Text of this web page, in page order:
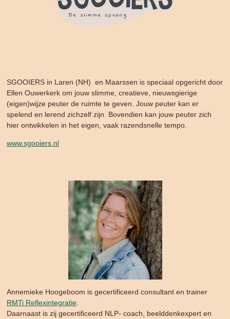
SGOOIERS in Laren (NH) en Maarssen is speciaal opgericht door
Ellen Ouwerkerk om jouw slimme, creatieve, nieuwsgierige
(eigen)wijze peuter de ruimte te geven. Jouw peuter kan er
spelend en lerend zichzelf zijn. Bovendien kan jouw peuter zich
hier ontwikkelen in het eigen, vaak razendsnelle tempo.
www.sgooiers.nl
Annemieke Hoogeboom is gecertificeerd consultant en trainer
RMTi Reflexintegratie.
Daarnaast is zij gecertificeerd NLP- coach, beelddenkexpert en